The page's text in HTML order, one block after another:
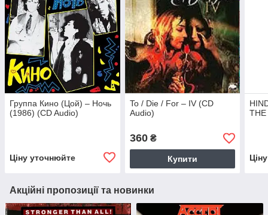
Группа Кино (Цой) – Ночь
(1986) (CD Audio)
Ціну уточнюйте
To / Die / For – IV (CD
Audio)
360₴
Купити
Акційні пропозиції та новинки